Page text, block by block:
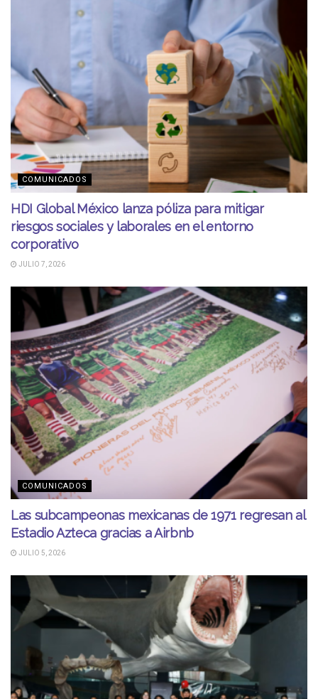
COMUNICADOS
HDI Global México lanza póliza para mitigar
riesgos sociales y laborales en el entorno
corporativo
JULIO 7, 2026
COMUNICADOS
Las subcampeonas mexicanas de 1971 regresan al
Estadio Azteca gracias a Airbnb
JULIO 5, 2026